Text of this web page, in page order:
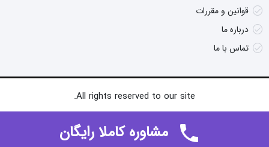
قوانین و مقررات
درباره ما
تماس با ما
All rights reserved to our site.
0 مشاوره کاملا رایگان